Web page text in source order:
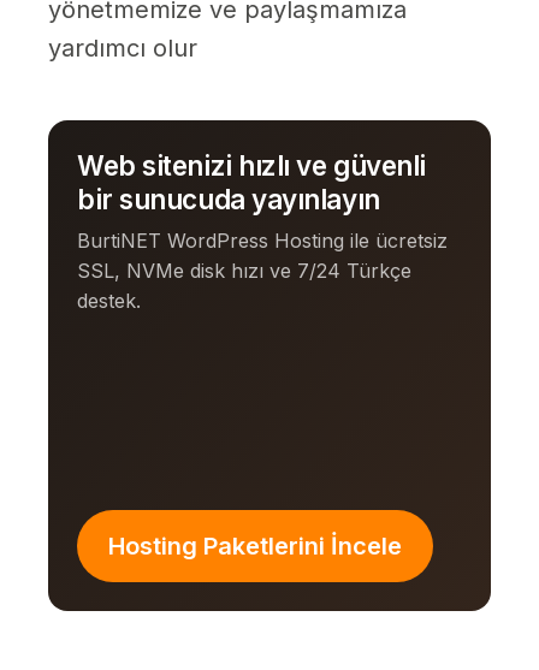
yönetmemize ve paylaşmamıza
yardımcı olur
Web sitenizi hızlı ve güvenli
bir sunucuda yayınlayın
BurtiNET WordPress Hosting ile ücretsiz
SSL, NVMe disk hızı ve 7/24 Türkçe
destek.
Hosting Paketlerini İncele